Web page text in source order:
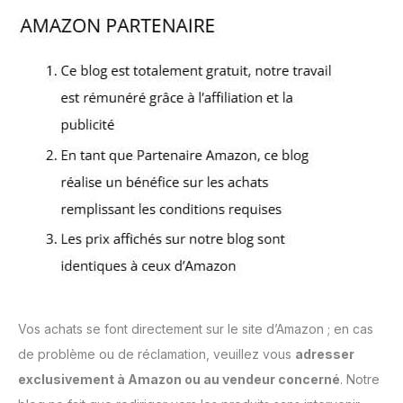
Vos achats se font directement sur le site d’Amazon ; en cas
de problème ou de réclamation, veuillez vous adresser
exclusivement à Amazon ou au vendeur concerné. Notre